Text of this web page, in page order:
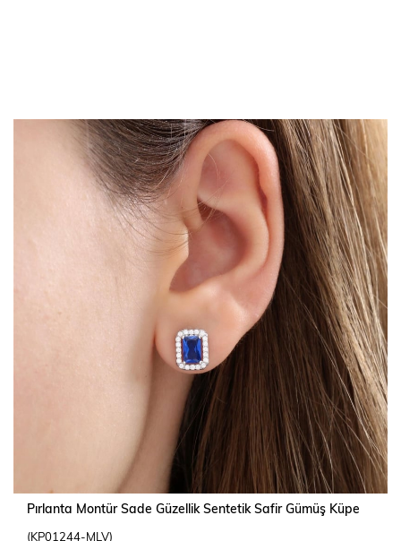
Pırlanta Montür Sade Güzellik Sentetik Safir Gümüş Küpe
(KP01244-MLV)